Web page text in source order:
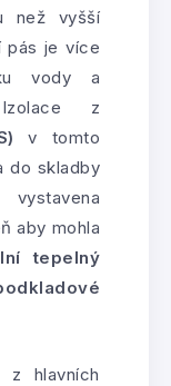
než vyšší
pás je více
vody a
Izolace z
v tomto
do skladby
aby mohla
tepelný
z hlavních